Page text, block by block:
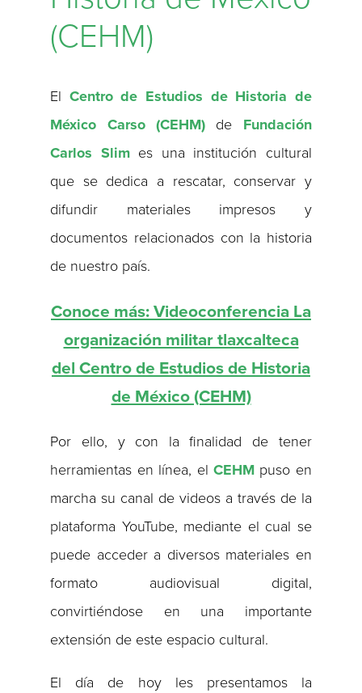
(CEHM)
El Centro de Estudios de Historia de
México Carso (CEHM) de Fundación
Carlos Slimes una institución cultural
que se dedica a rescatar, conservar y
difundir materiales impresos y
documentos relacionados con la historia
de nuestro país.
Conoce más: Videoconferencia La
organización militar tlaxcalteca
del Centro de Estudios de Historia
de México (CEHM)
Por ello, y con la finalidad de tener
herramientas en línea, el CEHMpuso en
marcha su canal de videos a través de la
plataforma YouTube, mediante el cual se
puede acceder a diversos materiales en
formato audiovisual digital,
convirtiéndose en una importante
extensión de este espacio cultural.
El día de hoy les presentamos la